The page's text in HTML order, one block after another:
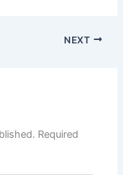
NEXT
Required